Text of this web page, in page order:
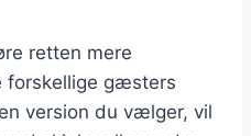
retten mere
forskellige gæsters
version du vælger, vil